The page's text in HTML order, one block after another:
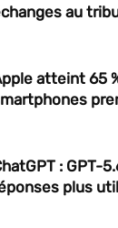
au
atteint 65
: GPT-
plus